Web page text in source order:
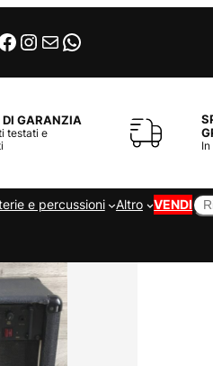
Instagram
EmailWhatsApp
DI GARANZIA
testati e
e percussioni Altro VENDI